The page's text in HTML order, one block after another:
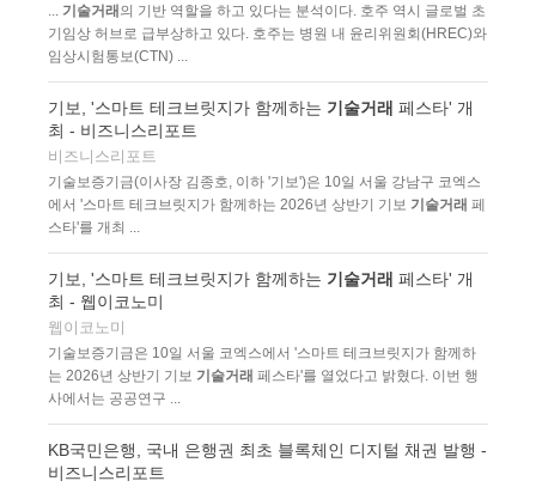
기술거래의 기반 역할을 하고 있다는 분석이다. 호주 역시 글로벌 초
기임상 허브로 급부상하고 있다. 호주는 병원 내 윤리위원회(HREC)와
임상시험통보(CTN) ...
기보, '스마트 테크브릿지가 함께하는 기술거래 페스타' 개
최 - 비즈니스리포트
비즈니스리포트
기술보증기금(이사장 김종호, 이하 '기보')은 10일 서울 강남구 코엑스
에서 '스마트 테크브릿지가 함께하는 2026년 상반기 기보 기술거래 페
스타'를 개최 ...
기보, '스마트 테크브릿지가 함께하는 기술거래 페스타' 개
최 - 웹이코노미
웹이코노미
기술보증기금은 10일 서울 코엑스에서 '스마트 테크브릿지가 함께하
는 2026년 상반기 기보 기술거래 페스타'를 열었다고 밝혔다. 이번 행
사에서는 공공연구 ...
KB국민은행, 국내 은행권 최초 블록체인 디지털 채권 발행 -
비즈니스리포트